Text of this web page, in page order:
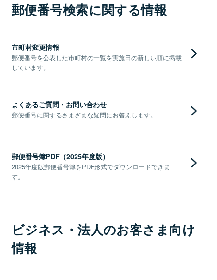
郵便番号検索に関する情報
市町村変更情報
郵便番号を公表した市町村の一覧を実施日の新しい順に掲載
しています。
よくあるご質問・お問い合わせ
郵便番号に関するさまざまな疑問にお答えします。
郵便番号簿PDF（2025年度版）
2025年度版郵便番号簿をPDF形式でダウンロードできま
す。
ビジネス・法人のお客さま向け
情報